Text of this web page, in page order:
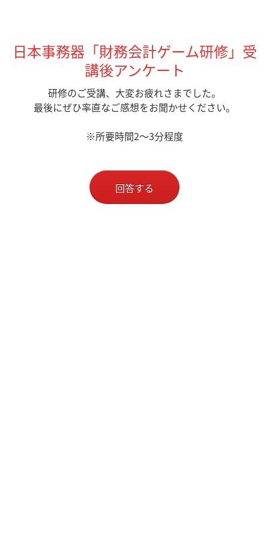
日本事務器「財務会計ゲーム研修」受
講後アンケート
研修のご受講、大変お疲れさまでした。
最後にぜひ率直なご感想をお聞かせください。
※所要時間2～3分程度
回答する